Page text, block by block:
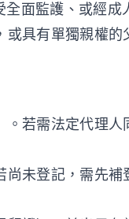
面監護、或經
具有單獨親權
若需法定代理
未登記，需先